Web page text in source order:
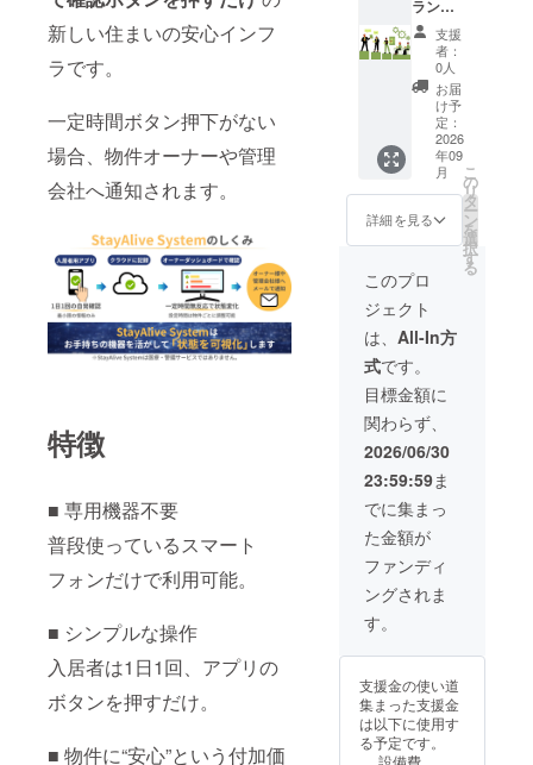
新しい住まいの安心インフ
ラです。
一定時間ボタン押下がない
場合、物件オーナーや管理
会社へ通知されます。
特徴
■ 専用機器不要
普段使っているスマート
フォンだけで利用可能。
■ シンプルな操作
入居者は1日1回、アプリの
ボタンを押すだけ。
■ 物件に“安心”という付加価
将来的に
は、物件
オーナーや
管理会社だ
けでなく、
自治体や地
域福祉にも
活用される
仕組みに育
てたいと考
えていま
す。
一人の挑戦
ですが、社
会に必要な
ものだと本
気で信じて
います。
どうぞよろ
しくお願い
いたしま
す。
で＞
ます。
※オー
ナー登
録時の
招待
コード
の入力
により
対象枠
を提供
しま
す。 ＜
有効期
2026年
9月から
2027年
3月末ま
で＞
者）
※掲載期
間：
2026年
7月1日
から事
業が存
続する
限り掲
載 ※
掲載方
法：文
※注意
事項：
掲載ご
希望の
方は必
ず備考
欄お名
前をご
記入く
ださい
（ニッ
クネー
ム可）
ラン
（物件
オー
ナー・
管理会
社向
け）：
システ
ム導入
対象枠
50枠 +
初期導
入サ
ポート
※実際の
運用開
始まで
月額費
用はか
かりま
せん。
※具体的
な登録
対象者
の情報
は不要
です。
（枠の
確保が
目的で
す） ※
導入枠
課金対
るので
はな
く、登
録入居
支援
者：
0人
お届
け予
定：
2026
年09
月
詳細を見る
こ
の
リ
タ
ー
ン
を
選
択
す
る
このプロ
ジェクト
は、 All-In方
式です。
目標金額に
関わらず、
2026/06/30
23:59:59ま
でに集まっ
た金額が
ファンディ
ングされま
す。
支援金の使い道
集まった支援金
は以下に使用す
る予定です。
設備費